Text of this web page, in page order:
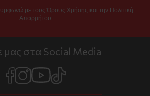
με τους Όρους Χρήσης και την Πολιτική
Απορρήτου.
μας στα Social Media